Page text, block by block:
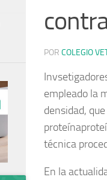
POR COLEGIO
empleado la
densidad,
técnica
En la